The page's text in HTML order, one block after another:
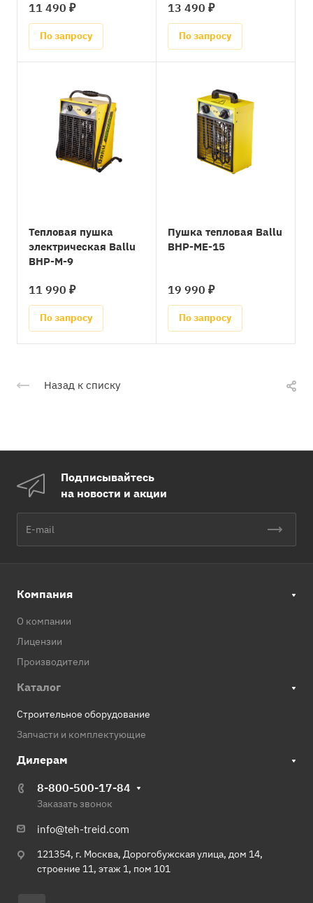
11 490 ₽
По запросу
13 490 ₽
По запросу
Тепловая пушка
электрическая Ballu
BHP-M-9
11 990 ₽
По запросу
Пушка тепловая Ballu
BHP-ME-15
19 990 ₽
По запросу
Назад к списку
Подписывайтесь
на новости и акции
Компания
О компании
Лицензии
Производители
Каталог
Строительное оборудование
Запчасти и комплектующие
Дилерам
8-800-500-17-84
Заказать звонок
info@teh-treid.com
121354, г. Москва, Дорогобужская улица, дом 14,
строение 11, этаж 1, пом 101